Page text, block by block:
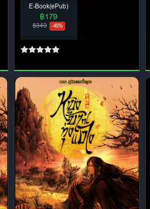
E-Book(ePub)
฿179
฿349 -49%